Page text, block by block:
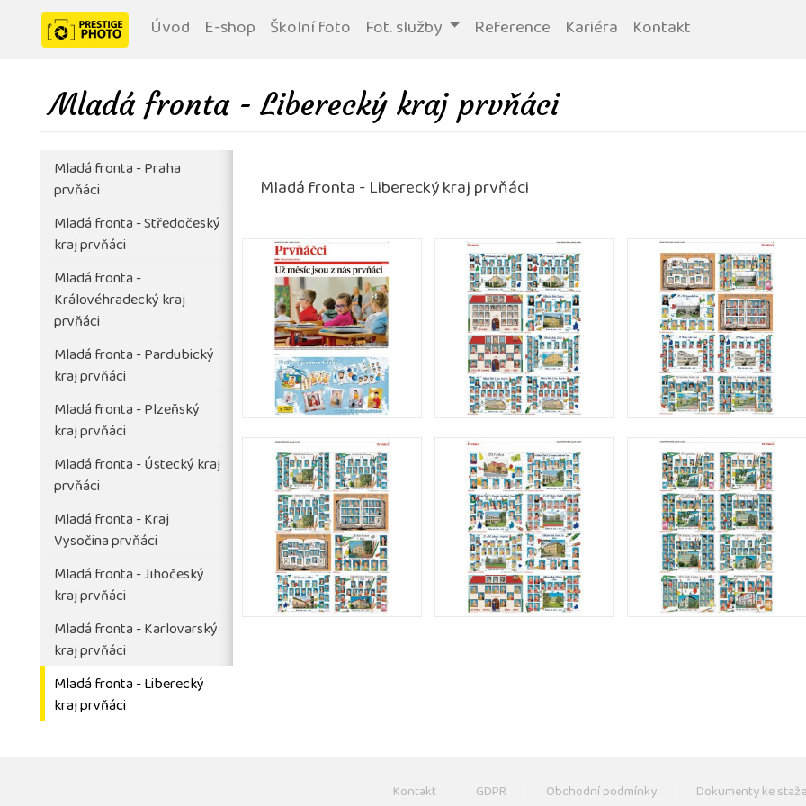
Úvod E-shop Školní foto Fot. služby Reference Kariéra Kontakt
Mladá fronta - Liberecký kraj prvňáci
Mladá fronta - Praha
prvňáci
Mladá fronta - Středočeský
kraj prvňáci
Mladá fronta -
Královéhradecký kraj
prvňáci
Mladá fronta - Pardubický
kraj prvňáci
Mladá fronta - Plzeňský
kraj prvňáci
Mladá fronta - Ústecký kraj
prvňáci
Mladá fronta - Kraj
Vysočina prvňáci
Mladá fronta - Jihočeský
kraj prvňáci
Mladá fronta - Karlovarský
kraj prvňáci
Mladá fronta - Liberecký
kraj prvňáci
Mladá fronta - Liberecký kraj prvňáci
Kontakt GDPR Obchodní podmínky Dokumenty ke